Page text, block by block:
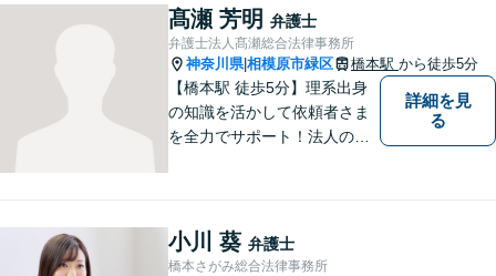
とつの問題に真剣に向き合
い、最善の解決を目指しま
す。
髙瀬 芳明 弁護士
弁護士法人髙瀬総合法律事務所
神奈川県|相模原市緑区 橋本駅 から徒歩5分
【橋本駅 徒歩5分】理系出身
の知識を活かして依頼者さま
を全力でサポート！法人のお
したいことを整理しながら導
き出します。
詳細を見
る
小川 葵 弁護士
橋本さがみ総合法律事務所